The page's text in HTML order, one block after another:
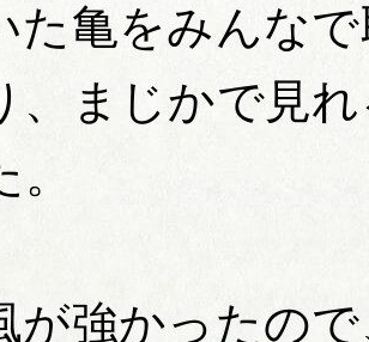
た亀をみんな
、まじかで見
が強かったの